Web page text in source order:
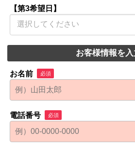
【第3希望日】
お客様情報を入
お名前 必須
電話番号 必須